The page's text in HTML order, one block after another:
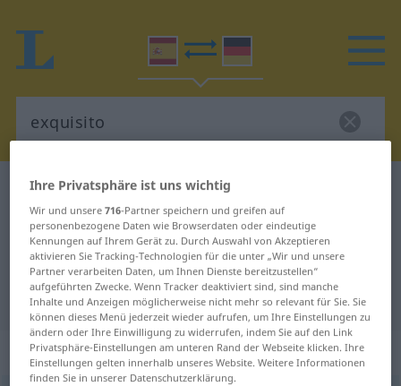
Spanisch-Deutsch Wörterbuch
Spanisch-Deutsch Übersetzung für
"exquisito"
"exquisito" Deutsch Übersetzung
„exquisito“: adjetivo
Ihre Privatsphäre ist uns wichtig
Wir und unsere716-Partner speichern und greifen auf
personenbezogene Daten wie Browserdaten oder eindeutige
Kennungen auf Ihrem Gerät zu. Durch Auswahl von Akzeptieren
aktivieren Sie Tracking-Technologien für die unter „Wir und unsere
Partner verarbeiten Daten, um Ihnen Dienste bereitzustellen“
aufgeführten Zwecke. Wenn Tracker deaktiviert sind, sind manche
Inhalte und Anzeigen möglicherweise nicht mehr so relevant für Sie. Sie
können dieses Menü jederzeit wieder aufrufen, um Ihre Einstellungen zu
ändern oder Ihre Einwilligung zu widerrufen, indem Sie auf den Link
Privatsphäre-Einstellungen am unteren Rand der Webseite klicken. Ihre
Einstellungen gelten innerhalb unseres Website. Weitere Informationen
finden Sie in unserer Datenschutzerklärung.